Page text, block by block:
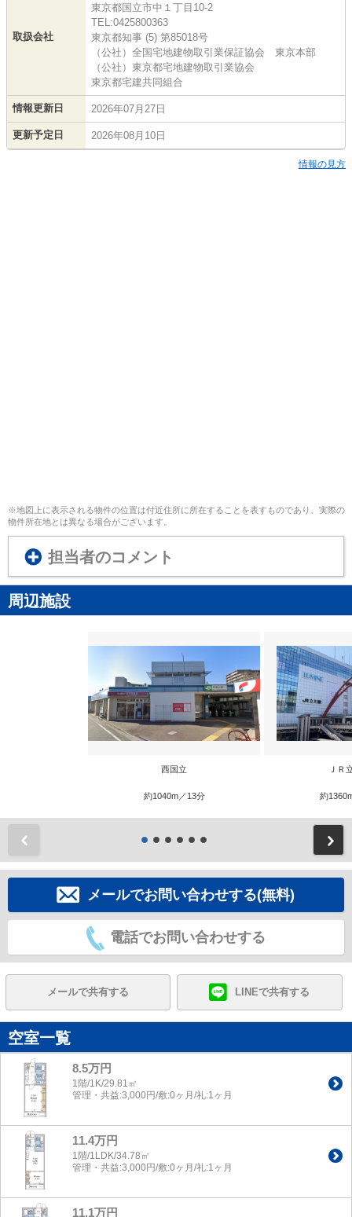
取扱会社
東京都国立市中１丁目10-2
TEL:0425800363
東京都知事 (5) 第85018号
（公社）全国宅地建物取引業保証協会 東京本部
（公社）東京都宅地建物取引業協会
東京都宅建共同組合
情報更新日 2026年07月27日
更新予定日 2026年08月10日
情報の見方
※地図上に表示される物件の位置は付近住所に所在することを表すものであり、実際の
物件所在地とは異なる場合がございます。
担当者のコメント
周辺施設
西国立
約1040m／13分
ＪＲ
約
メールでお問い合わせする(無料)
電話でお問い合わせする
メールで共有する LINEで共有する
空室一覧
8.5万円
1階/1K/29.81㎡
管理・共益:3,000円/敷:0ヶ月/礼:1ヶ月
11.4万円
1階/1LDK/34.78㎡
管理・共益:3,000円/敷:0ヶ月/礼:1ヶ月
11.1万円